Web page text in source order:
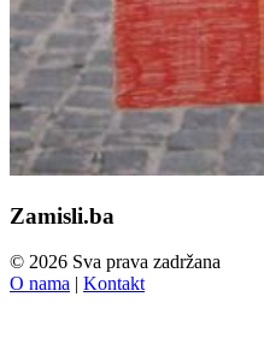
Zamisli.ba
© 2026 Sva prava zadržana
O nama | Kontakt